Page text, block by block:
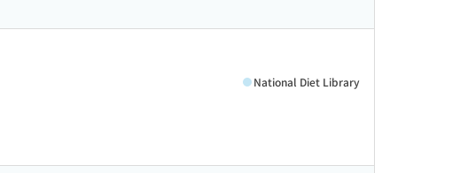
National Diet Library